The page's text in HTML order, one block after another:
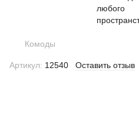
Комоды
Артикул: 12540 Оставить отзыв